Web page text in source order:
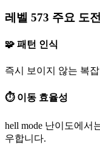
레벨 573 주요 도
🧩 패턴 인식
즉시 보이지 않는 복
⏱️ 이동 효율성
hell mode 난이도에서
우합니다.